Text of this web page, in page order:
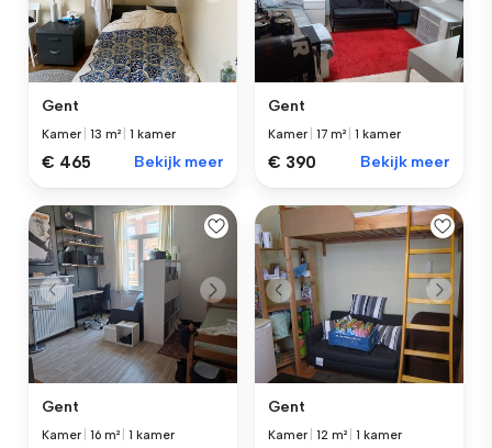
Gent
Kamer |13 m² |1 kamer
€ 465 Bekijk meer
Gent
Kamer |17 m² |1 kamer
€ 390 Bekijk meer
Gent
Kamer |16 m² |1 kamer
Gent
Kamer |12 m² |1 kamer